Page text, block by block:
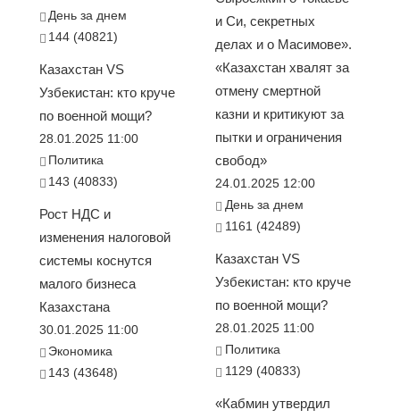
День за днем
144 (40821)
Казахстан VS
Узбекистан: кто круче
по военной мощи?
28.01.2025 11:00
Политика
143 (40833)
Рост НДС и
изменения налоговой
системы коснутся
малого бизнеса
Казахстана
30.01.2025 11:00
Экономика
143 (43648)
и Си, секретных
делах и о Масимове».
«Казахстан хвалят за
отмену смертной
казни и критикуют за
пытки и ограничения
свобод»
24.01.2025 12:00
День за днем
1161 (42489)
Казахстан VS
Узбекистан: кто круче
по военной мощи?
28.01.2025 11:00
Политика
1129 (40833)
«Кабмин утвердил